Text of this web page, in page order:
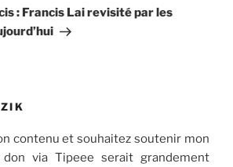
: Francis Lai revisité par les
contenu et souhaitez soutenir mon
via Tipeee serait grandement